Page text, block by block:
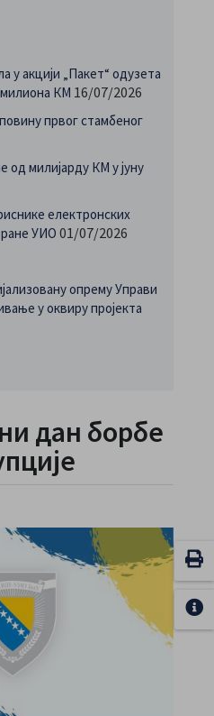
у акцији „Пакет“ одузета
милиона КМ 16/07/2026
првог стамбеног
милијарду КМ у јуну
електронских
УИО 01/07/2026
опрему Управи
у оквиру пројекта
дан борбе